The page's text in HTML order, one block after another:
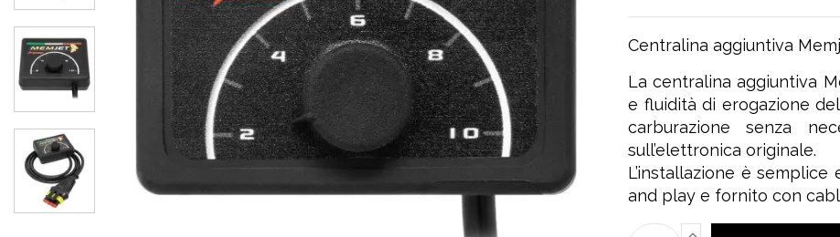
Centralina aggiuntiva
La centralina aggiuntiva
e fluidità di erogazione
carburazione senza
sull’elettronica originale.
L’installazione è
and play e fornito con